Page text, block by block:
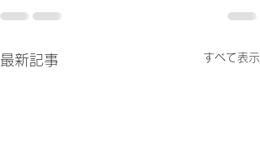
最新記事 すべて表示